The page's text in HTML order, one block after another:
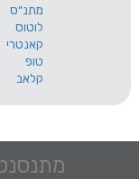
מתנסנט חוגים